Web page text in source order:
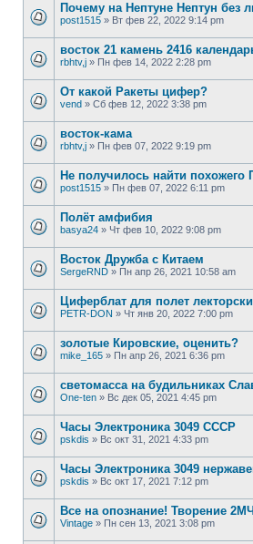
Почему на Нептуне Нептун без
post1515 » Вт фев 22, 2022 9:14 pm
восток 21 камень 2416
rbhtv,j » Пн фев 14, 2022 2:28 pm
От какой Ракеты цифер?
vend » Сб фев 12, 2022 3:38 pm
восток-кама
rbhtv,j » Пн фев 07, 2022 9:19 pm
Не получилось найти похожего
post1515 » Пн фев 07, 2022 6:11 pm
Полёт амфибия
basya24 » Чт фев 10, 2022 9:08 pm
Восток Дружба с Китаем
SergeRND » Пн апр 26, 2021 10:58 am
Циферблат для полет
PETR-DON » Чт янв 20, 2022 7:00 pm
золотые Кировские, оценить?
mike_165 » Пн апр 26, 2021 6:36 pm
светомасса на будильниках
One-ten » Вс дек 05, 2021 4:45 pm
Часы Электроника 3049 СССР
pskdis » Вс окт 31, 2021 4:33 pm
Часы Электроника 3049
pskdis » Вс окт 17, 2021 7:12 pm
Все на опознание! Творение
Vintage » Пн сен 13, 2021 3:08 pm